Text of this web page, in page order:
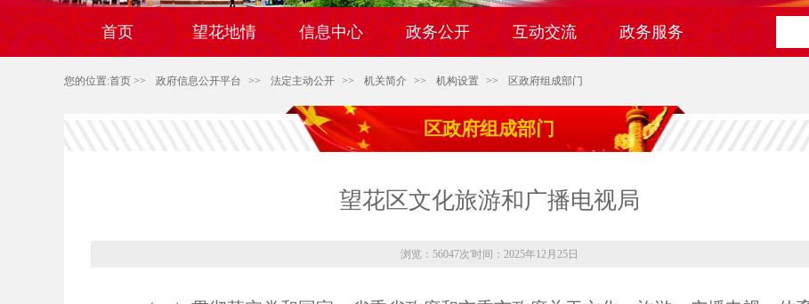
首页 望花地情 信息中心 政务公开 互动交流 政务服务
您的位置:首页 >> 政府信息公开平台 >> 法定主动公开 >> 机关简介 >> 机构设置 >> 区政府组成部门
区政府组成部门
望花区文化旅游和广播电视局
浏览：56047次'时间：2025年12月25日